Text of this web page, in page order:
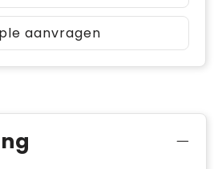
aanvragen